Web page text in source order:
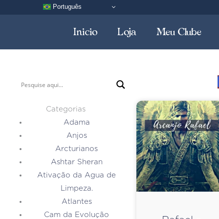
Português
Inicio Loja Meu Clube
Categorias
Adama
Anjos
Arcturianos
Ashtar Sheran
Ativação da Agua de
Limpeza.
Atlantes
Cam da Evolução